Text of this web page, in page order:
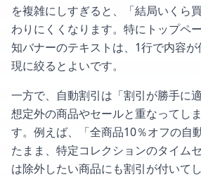
を複雑にしすぎると、「結局いくら
わりにくくなります。特にトップペ
知バナーのテキストは、1行で内容
現に絞るとよいです。
一方で、自動割引は「割引が勝手に
想定外の商品やセールと重なってし
す。例えば、「全商品10％オフの自
たまま、特定コレクションのタイム
は除外したい商品にも割引が付いて